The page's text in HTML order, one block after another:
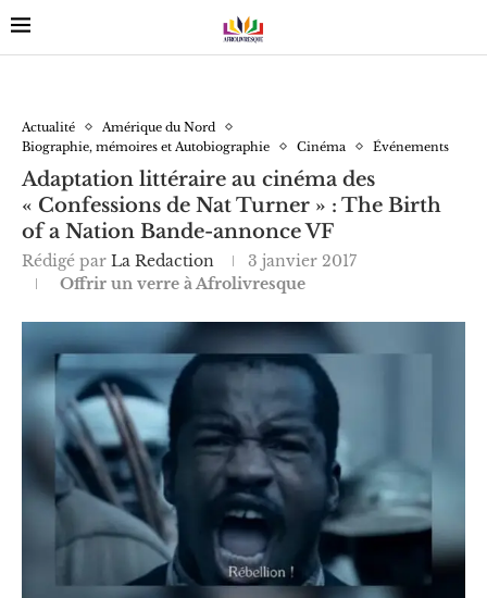
Actualité
Amérique du Nord
Biographie, mémoires et Autobiographie
Cinéma Événements
Adaptation littéraire au cinéma des
« Confessions de Nat Turner » : The Birth
of a Nation Bande-annonce VF
Rédigé par La Redaction
3 janvier 2017
Offrir un verre à Afrolivresque